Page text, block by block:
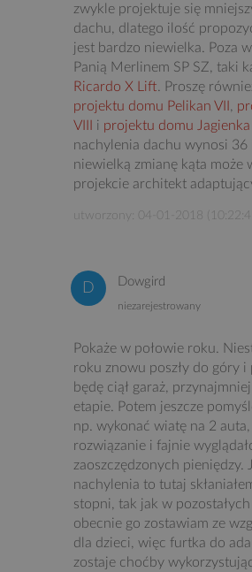
zwykle projektuje się
dachu, dlatego ilość
jest bardzo niewielka. Poza
Panią Merlinem SP SZ, taki
Ricardo X Lift . Proszę
projektu domu Pelikan VII
VIII i projektu domu Jagienka
nachylenia dachu wynosi 36
niewielką zmianę kąta może
projekcie architekt
utworzony: 04-01-2018
Dowgird
niezarejestrowany
Pokaże w połowie roku.
roku znowu poszły do góry
będę ciął garaż,
etapie. Potem jeszcze
np. wykonać wiatę na 2
rozwiązanie i fajnie
zaoszczędzonych pieniędzy.
nachylenia to tutaj
stopni, tak jak w
obecnie go zostawiam ze
dla dzieci, więc furtka do
zostaje choćby